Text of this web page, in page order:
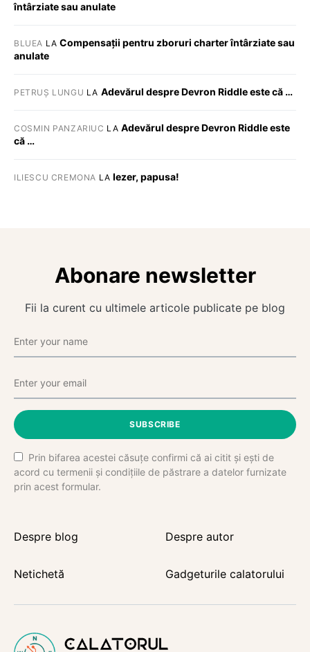
întârziate sau anulate
BLUEA LACompensații pentru zboruri charter întârziate sau
anulate
PETRUȘ LUNGU LA Adevărul despre Devron Riddle este că …
COSMIN PANZARIUC LA Adevărul despre Devron Riddle este
că …
ILIESCU CREMONA LA Iezer, papusa!
Abonare newsletter
Fii la curent cu ultimele articole publicate pe blog
SUBSCRIBE
Prin bifarea acestei căsuțe confirmi că ai citit și ești de
acord cu termenii și condițiile de păstrare a datelor furnizate
prin acest formular.
Despre blog Despre autor
Netichetă Gadgeturile calatorului